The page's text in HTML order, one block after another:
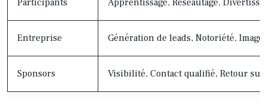
Entreprise Génération de leads, Notoriété, Image
Sponsors Visibilité, Contact qualifié, Retour